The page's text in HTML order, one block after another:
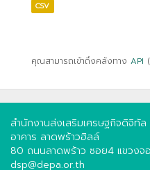
CSV
คุณสามารถเข้าถึงคลังทาง API
สำนักงานส่งเสริมเศรษฐกิจดิจิทั
อาคาร ลาดพร้าวฮิลล์
80 ถนนลาดพร้าว ซอย4 แขวงจ
dsp@depa.or.th